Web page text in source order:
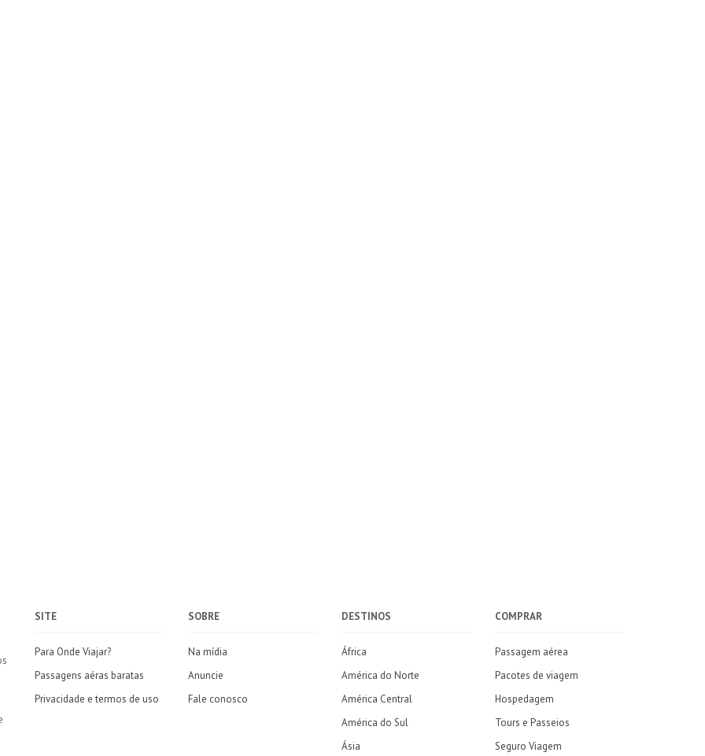
SITE
Para Onde Viajar?
Passagens aéras baratas
Privacidade e termos de uso
SOBRE
Na mídia
Anuncie
Fale conosco
DESTINOS
África
América do Norte
América Central
América do Sul
Ásia
COMPRAR
Passagem aérea
Pacotes de viagem
Hospedagem
Tours e Passeios
Seguro Viagem